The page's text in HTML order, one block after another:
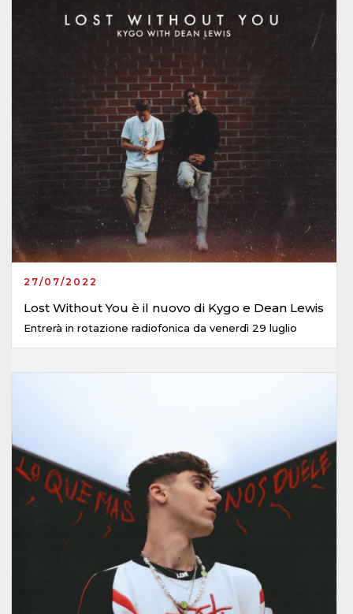
27/07/2022
Lost Without You è il nuovo di Kygo e Dean Lewis
Entrerà in rotazione radiofonica da venerdì 29 luglio